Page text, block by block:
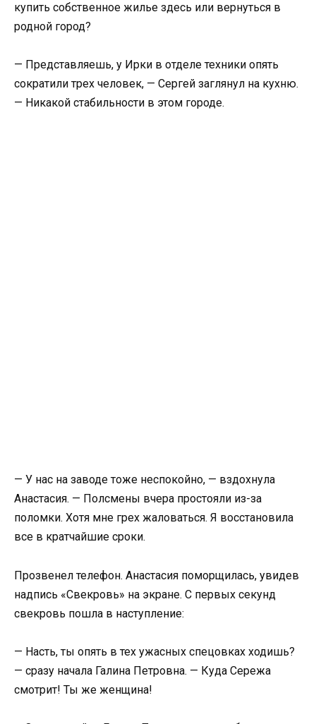
купить собственное жилье здесь или вернуться в
родной город?
— Представляешь, у Ирки в отделе техники опять
сократили трех человек, — Сергей заглянул на кухню.
— Никакой стабильности в этом городе.
— У нас на заводе тоже неспокойно, — вздохнула
Анастасия. — Полсмены вчера простояли из-за
поломки. Хотя мне грех жаловаться. Я восстановила
все в кратчайшие сроки.
Прозвенел телефон. Анастасия поморщилась, увидев
надпись «Свекровь» на экране. С первых секунд
свекровь пошла в наступление:
— Насть, ты опять в тех ужасных спецовках ходишь?
— сразу начала Галина Петровна. — Куда Сережа
смотрит! Ты же женщина!